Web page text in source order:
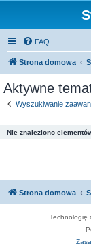
FAQ
Strona domowa
Aktywne
Wyszukiwanie
Nie znaleziono
Strona domowa
Technologię